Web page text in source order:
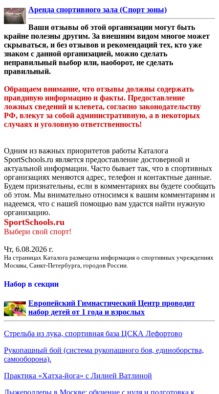
Аренда спортивного зала (Спорт зоны)
Ваши отзывы об этой организации могут быть
крайне полезны другим. За внешним видом многое может
скрываться, и без отзывов и рекомендаций тех, кто уже
знаком с данной организацией, можно сделать
неправильный выбор или, наоборот, не сделать
правильный.
Обращаем внимание, что отзывы должны содержать
правдивую информацию и факты. Предоставление
ложных сведений и клевета, согласно законодательству
РФ, влекут за собой административную, а в некоторых
случаях и уголовную ответственность!
Одним из важных приоритетов работы Каталога
SportSchools.ru является предоставление достоверной и
актуальной информации. Часто бывает так, что в спортивных
организациях меняются адрес, телефон и контактные данные.
Будем признательны, если в комментариях вы будете сообщать
об этом. Мы внимательно относимся к вашим комментариям и
надеемся, что с нашей помощью вам удастся найти нужную
организацию.
SportSchools.ru
Выбери свой спорт!
Чт, 6.08.2026 г.
На страницах Каталога размещена информация о спортивных учреждениях
Москвы, Санкт-Петербурга, городов России.
Набор в секции
Европейский Гимнастический Центр проводит
набор детей от 1 года и взрослых
Стрельба из лука, спортивная база ЦСКА Лефортово
Рукопашный бой (система рукопашного боя, единоборства,
самооборона).
Практика «Хатха-йога» с Лилией Ватлиной
Лыжероллеры в Москве: обучение с нуля и подготовка к